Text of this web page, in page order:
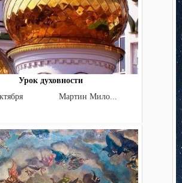
Урок духовности
Мартин Мило...